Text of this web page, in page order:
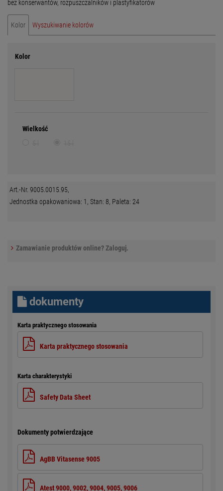
bez konserwantów, rozpuszczalników i plastyfikatorów
Kolor Wyszukiwanie kolorów
Kolor
Wielkość
Art.-Nr. 9005.0015.95,
Jednostka opakowaniowa: 1, Stan: 8, Paleta: 24
Zamawianie produktów online? Zaloguj.
dokumenty
Karta praktycznego stosowania
Karta praktycznego stosowania
Karta charakterystyki
Safety Data Sheet
Dokumenty potwierdzające
AgBB Vitasense 9005
Atest 9000, 9002, 9004, 9005, 9006